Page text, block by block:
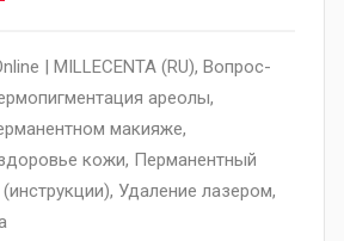
| MILLECENTA (RU), Вопрос-
ареолы,
макияже,
кожи, Перманентный
, Удаление лазером,